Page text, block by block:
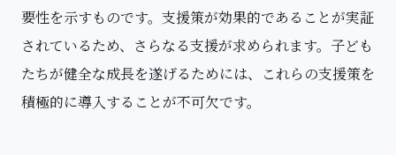
要性を示すものです。支援策が効果的であることが実証
されているため、さらなる支援が求められます。子ども
たちが健全な成長を遂げるためには、これらの支援策を
積極的に導入することが不可欠です。